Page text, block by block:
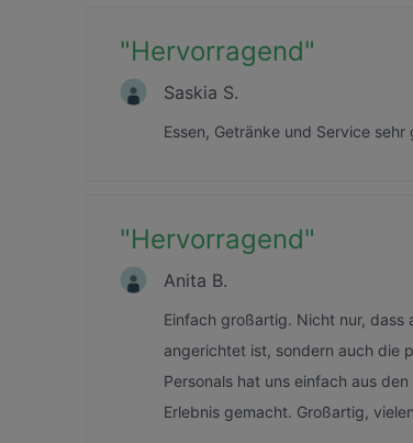
"Hervorragend"
Saskia S.
Essen, Getränke und Service
"Hervorragend"
Anita B.
Einfach großartig. Nicht nur,
angerichtet ist, sondern auch die
Personals hat uns einfach aus
Erlebnis gemacht. Großartig,